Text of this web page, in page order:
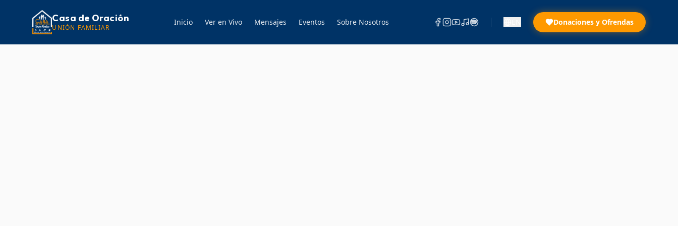
Casa de Oración
UNIÓN FAMILIAR
Inicio Ver en Vivo Mensajes Eventos Sobre Nosotros Donaciones y Ofrendas